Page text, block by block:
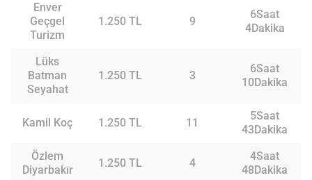
Enver
Geçgel
Turizm
1.250 TL 9
6Saat
4Dakika
Lüks
Batman
Seyahat
1.250 TL 3
6Saat
10Dakika
Kamil Koç 1.250 TL 11
5Saat
43Dakika
Özlem
Diyarbakır
1.250 TL 4
4Saat
48Dakika